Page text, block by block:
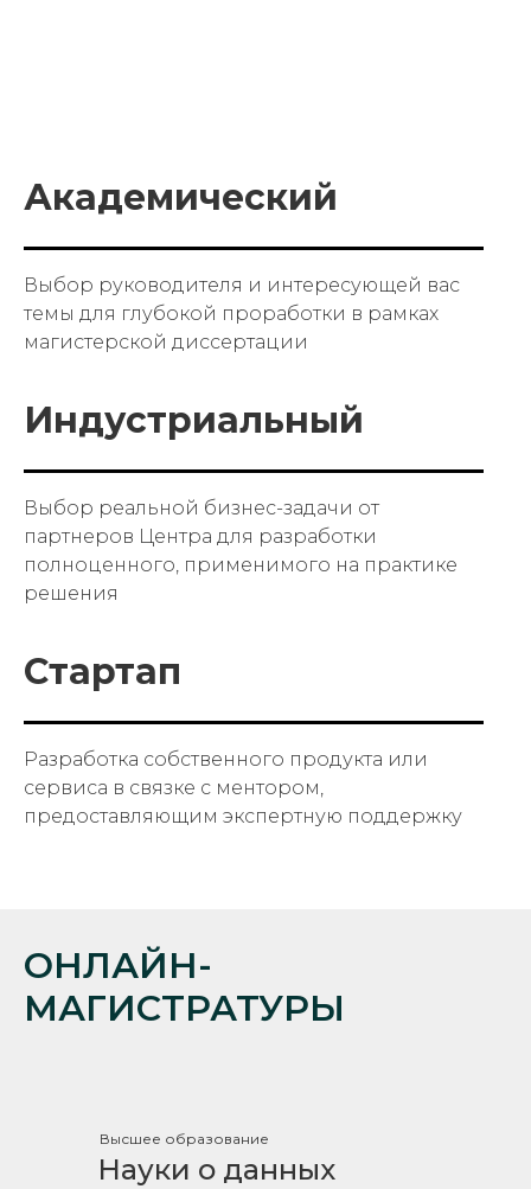
Академический
Выбор руководителя и интересующей вас
темы для глубокой проработки в рамках
магистерской диссертации
Индустриальный
Выбор реальной бизнес-задачи от
партнеров Центра для разработки
полноценного, применимого на практике
решения
Стартап
Разработка собственного продукта или
сервиса в связке с ментором,
предоставляющим экспертную поддержку
ОНЛАЙН-
МАГИСТРАТУРЫ
Науки о данных
Высшее образование